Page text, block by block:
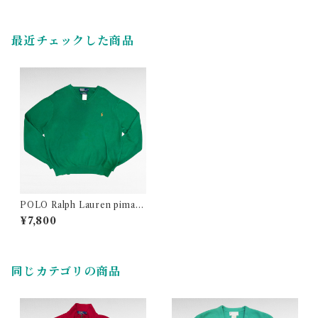
最近チェックした商品
POLO Ralph Lauren pima c
otton one point logo v-nec
k knit
¥7,800
同じカテゴリの商品